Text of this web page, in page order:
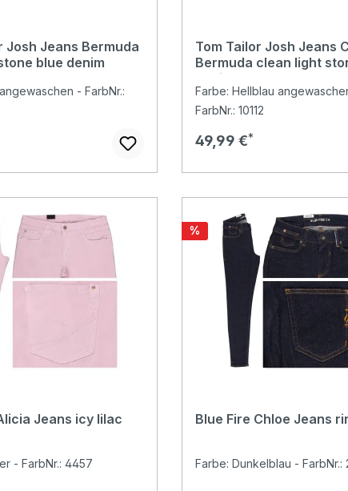
Josh Jeans Bermuda
blue denim
- FarbNr.:
Tom Tailor Josh Jeans
Bermuda clean light
denim
Farbe: Hellblau
FarbNr.: 10112
Regulärer Preis:
49,99 €
Jeans icy lilac
- FarbNr.: 4457
Rabatt
%
Blue Fire Chloe Jeans
Farbe: Dunkelblau - FarbNr.: